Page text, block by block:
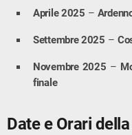
Aprile 2025 –
Settembre 2025 –
Novembre 2025 –
finale
Date e Orari